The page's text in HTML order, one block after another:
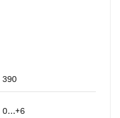
390
0…+6